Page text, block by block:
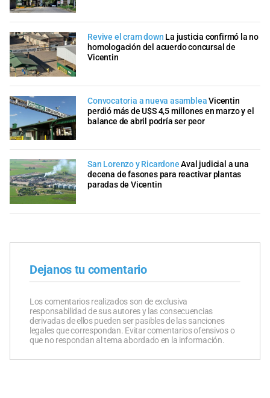
Revive el cram down La justicia confirmó la no
homologación del acuerdo concursal de
Vicentin
Convocatoria a nueva asambleaVicentin
perdió más de U$S 4,5 millones en marzo y el
balance de abril podría ser peor
San Lorenzo y Ricardone Aval judicial a una
decena de fasones para reactivar plantas
paradas de Vicentin
Dejanos tu comentario
Los comentarios realizados son de exclusiva
responsabilidad de sus autores y las consecuencias
derivadas de ellos pueden ser pasibles de las sanciones
legales que correspondan. Evitar comentarios ofensivos o
que no respondan al tema abordado en la información.